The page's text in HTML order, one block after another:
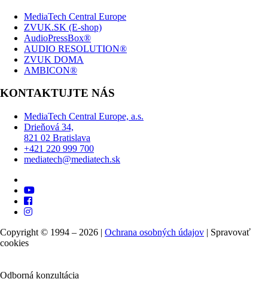
MediaTech Central Europe
ZVUK.SK (E-shop)
AudioPressBox®
AUDIO RESOLUTION®
ZVUK DOMA
AMBICON®
KONTAKTUJTE NÁS
MediaTech Central Europe, a.s.
Drieňová 34,
821 02 Bratislava
+421 220 999 700
mediatech@mediatech.sk
Copyright © 1994 – 2026 | Ochrana osobných údajov | Spravovať
cookies
Odborná konzultácia